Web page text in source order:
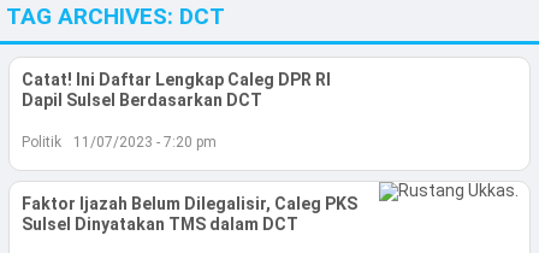
Metro
Ekonomi
Bisnis
Kesehatan
Lifestyle
TAG ARCHIVES: DCT
Catat! Ini Daftar Lengkap Caleg DPR RI
Dapil Sulsel Berdasarkan DCT
Politik 11/07/2023 - 7:20 pm
Faktor Ijazah Belum Dilegalisir, Caleg PKS
Sulsel Dinyatakan TMS dalam DCT